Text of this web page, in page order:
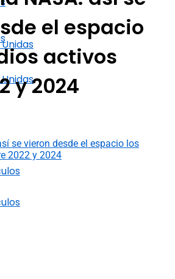
el espacio
activos
y 2024